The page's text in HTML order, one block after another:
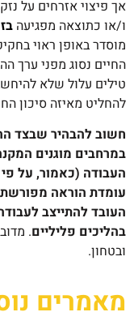
אך פיצוי אזרחים על
ו/או כתוצאה מפגיעה
מוסדר באופן ראוי
החיים נסוג מפני ערך
טילים עלול שלא
להחליט מאיזה סיכון
חשוב להבהיר שבצד
במרחבים מוגנים
העבודה (כאמור, על
עומדת הוראה
העובד להתייצב
בהליכים פליליים.
ובטחון.
מאמרים